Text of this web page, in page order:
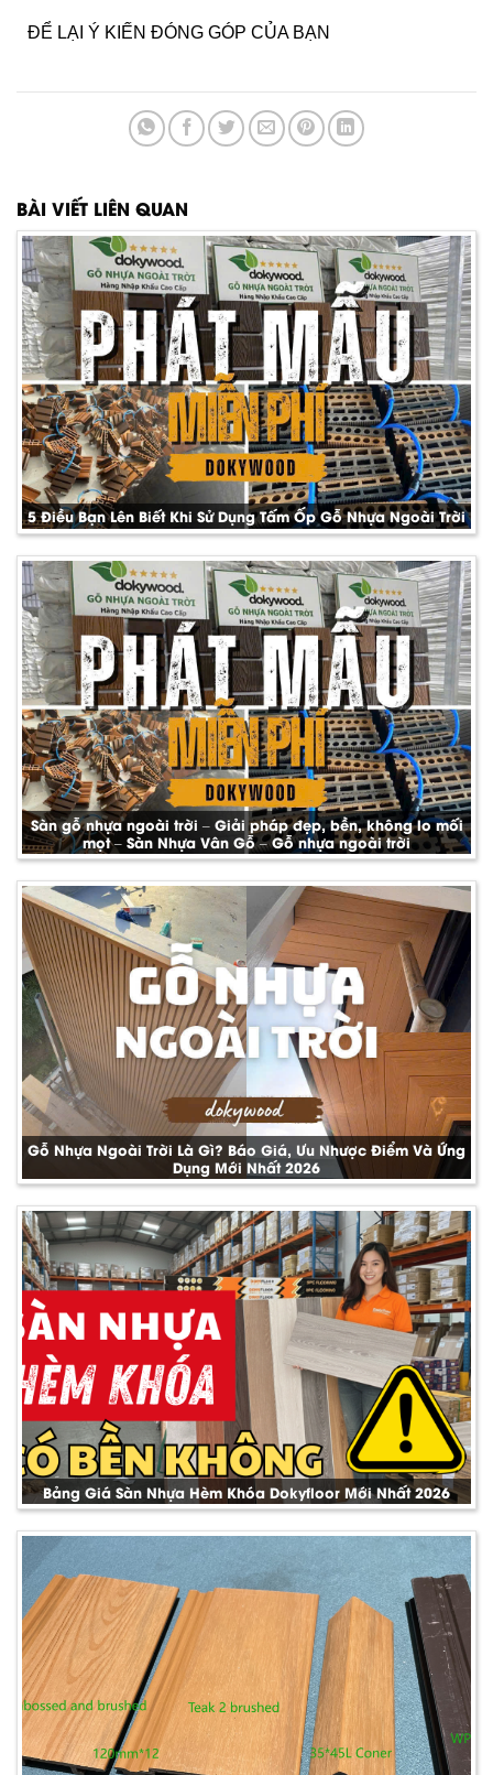
ĐỂ LẠI Ý KIẾN ĐÓNG GÓP CỦA BẠN
BÀI VIẾT LIÊN QUAN
5 Điều Bạn Lên Biết Khi Sử Dụng Tấm Ốp Gỗ Nhựa Ngoài Trời
Sàn gỗ nhựa ngoài trời – Giải pháp đẹp, bền, không lo mối
mọt – Sàn Nhựa Vân Gỗ – Gỗ nhựa ngoài trời
Gỗ Nhựa Ngoài Trời Là Gì? Báo Giá, Ưu Nhược Điểm Và Ứng
Dụng Mới Nhất 2026
Bảng Giá Sàn Nhựa Hèm Khóa Dokyfloor Mới Nhất 2026